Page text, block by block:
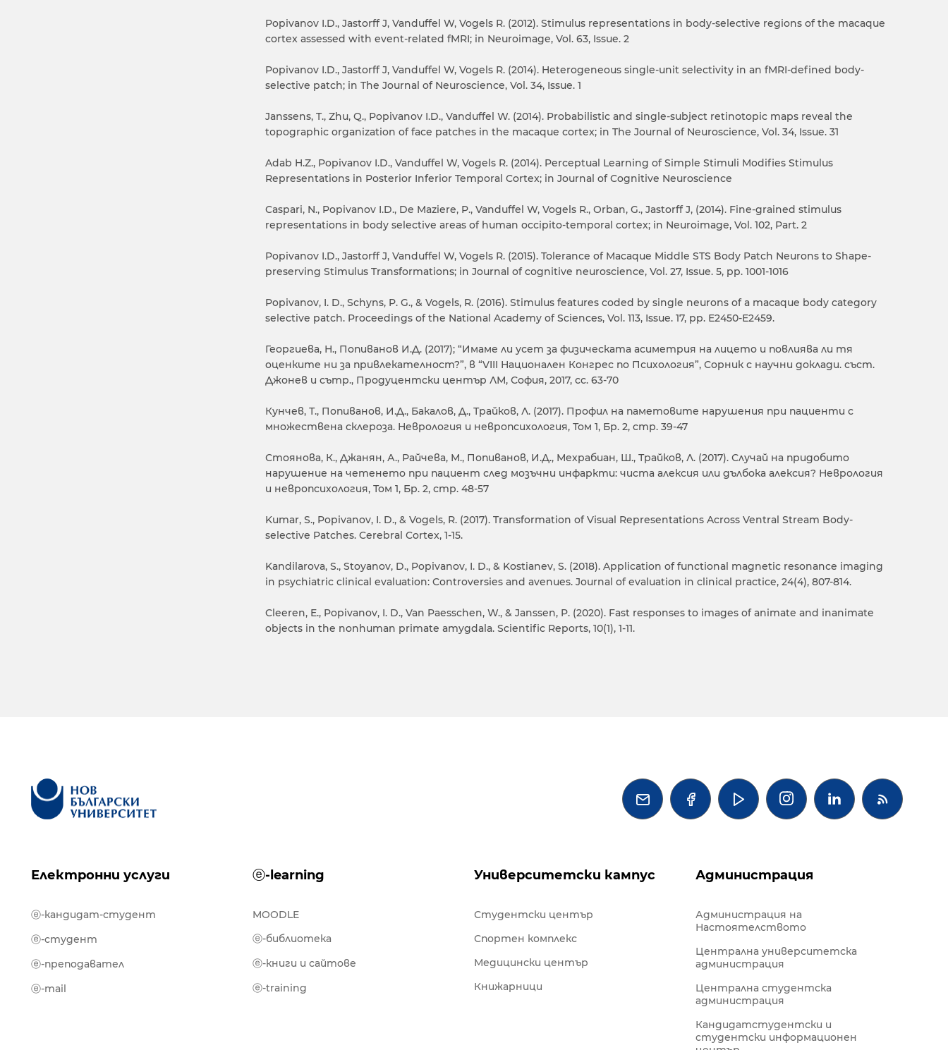
Popivanov I.D., Jastorff J, Vanduffel W, Vogels R. (2012). Stimulus representations in body-selective regions of the macaque
cortex assessed with event-related fMRI; in Neuroimage, Vol. 63, Issue. 2
Popivanov I.D., Jastorff J, Vanduffel W, Vogels R. (2014). Heterogeneous single-unit selectivity in an fMRI-defined body-
selective patch; in The Journal of Neuroscience, Vol. 34, Issue. 1
Janssens, T., Zhu, Q., Popivanov I.D., Vanduffel W. (2014). Probabilistic and single-subject retinotopic maps reveal the
topographic organization of face patches in the macaque cortex; in The Journal of Neuroscience, Vol. 34, Issue. 31
Adab H.Z., Popivanov I.D., Vanduffel W, Vogels R. (2014). Perceptual Learning of Simple Stimuli Modifies Stimulus
Representations in Posterior Inferior Temporal Cortex; in Journal of Cognitive Neuroscience
Caspari, N., Popivanov I.D., De Maziere, P., Vanduffel W, Vogels R., Orban, G., Jastorff J, (2014). Fine-grained stimulus
representations in body selective areas of human occipito-temporal cortex; in Neuroimage, Vol. 102, Part. 2
Popivanov I.D., Jastorff J, Vanduffel W, Vogels R. (2015). Tolerance of Macaque Middle STS Body Patch Neurons to Shape-
preserving Stimulus Transformations; in Journal of cognitive neuroscience, Vol. 27, Issue. 5, pp. 1001-1016
Popivanov, I. D., Schyns, P. G., & Vogels, R. (2016). Stimulus features coded by single neurons of a macaque body category
selective patch. Proceedings of the National Academy of Sciences, Vol. 113, Issue. 17, pp. Е2450-Е2459.
Георгиева, Н., Попиванов И.Д. (2017); “Имаме ли усет за физическата асиметрия на лицето и повлиява ли тя
оценките ни за привлекателност?”, в “VIII Национален Конгрес по Психология”, Сорник с научни доклади. съст.
Джонев и сътр., Продуцентски център ЛМ, София, 2017, сс. 63-70
Кунчев, Т., Попиванов, И.Д., Бакалов, Д., Трайков, Л. (2017). Профил на паметовите нарушения при пациенти с
множествена склероза. Неврология и невропсихология, Том 1, Бр. 2, стр. 39-47
Стоянова, К., Джанян, А., Райчева, М., Попиванов, И.Д., Мехрабиан, Ш., Трайков, Л. (2017). Случай на придобито
нарушение на четенето при пациент след мозъчни инфаркти: чиста алексия или дълбока алексия? Неврология
и невропсихология, Том 1, Бр. 2, стр. 48-57
Kumar, S., Popivanov, I. D., & Vogels, R. (2017). Transformation of Visual Representations Across Ventral Stream Body-
selective Patches. Cerebral Cortex, 1-15.
Kandilarova, S., Stoyanov, D., Popivanov, I. D., & Kostianev, S. (2018). Application of functional magnetic resonance imaging
in psychiatric clinical evaluation: Controversies and avenues. Journal of evaluation in clinical practice, 24(4), 807-814.
Cleeren, E., Popivanov, I. D., Van Paesschen, W., & Janssen, P. (2020). Fast responses to images of animate and inanimate
objects in the nonhuman primate amygdala. Scientific Reports, 10(1), 1-11.
   
Електронни услуги ⓔ-learning Университетски кампус Администрация
ⓔ-кандидат-студент
ⓔ-студент
ⓔ-преподавател
ⓔ-mail
MOODLE
ⓔ-библиотека
ⓔ-книги и сайтове
ⓔ-training
Студентски център
Спортен комплекс
Медицински център
Книжарници
Администрация на
Настоятелството
Централна университетска
администрация
Централна студентска
администрация
Кандидатстудентски и
студентски информационен